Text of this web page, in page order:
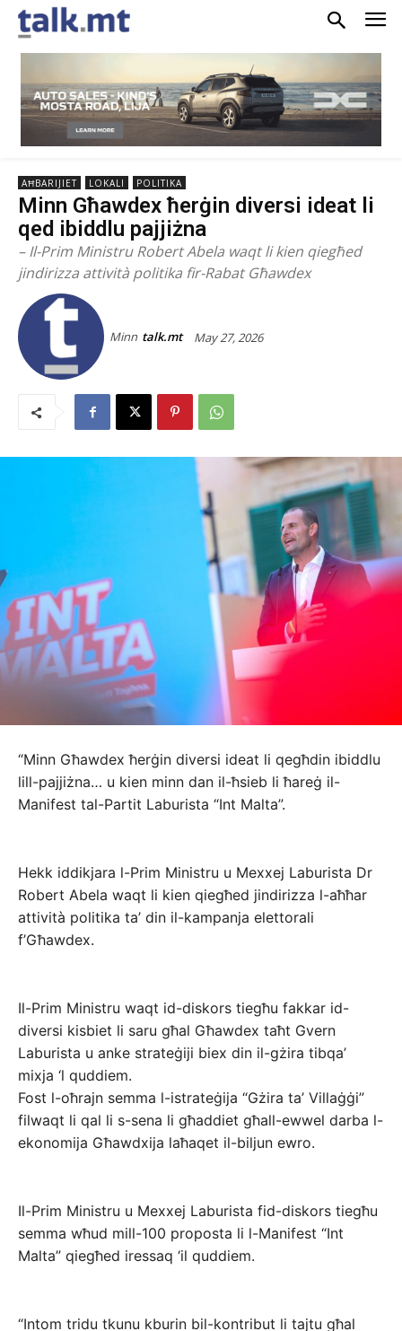
AĦBARIJIET LOKALI POLITIKA
Minn Għawdex ħerġin diversi ideat li
qed ibiddlu pajjiżna
– Il-Prim Ministru Robert Abela waqt li kien qiegħed
jindirizza attività politika fir-Rabat Għawdex
Minn talk.mt May 27, 2026
“Minn Għawdex ħerġin diversi ideat li qegħdin ibiddlu
lill-pajjiżna… u kien minn dan il-ħsieb li ħareġ il-
Manifest tal-Partit Laburista “Int Malta”.
Hekk iddikjara l-Prim Ministru u Mexxej Laburista Dr
Robert Abela waqt li kien qiegħed jindirizza l-aħħar
attività politika ta’ din il-kampanja elettorali
f’Għawdex.
Il-Prim Ministru waqt id-diskors tiegħu fakkar id-
diversi kisbiet li saru għal Għawdex taħt Gvern
Laburista u anke strateġiji biex din il-gżira tibqa’
mixja ‘l quddiem.
Fost l-oħrajn semma l-istrateġija “Gżira ta’ Villaġġi”
filwaqt li qal li s-sena li għaddiet għall-ewwel darba l-
ekonomija Għawdxija laħaqet il-biljun ewro.
Il-Prim Ministru u Mexxej Laburista fid-diskors tiegħu
semma wħud mill-100 proposta li l-Manifest “Int
Malta” qiegħed iressaq ‘il quddiem.
“Intom tridu tkunu kburin bil-kontribut li tajtu għal